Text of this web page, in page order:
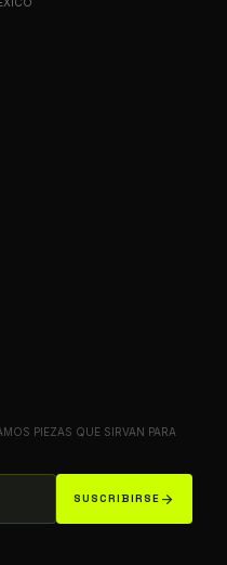
PIEZAS QUE SIRVAN PARA
SUSCRIBIRSE arrow_forward